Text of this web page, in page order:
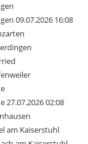
09.07.2026 16:08
02:08
am Kaiserstuhl